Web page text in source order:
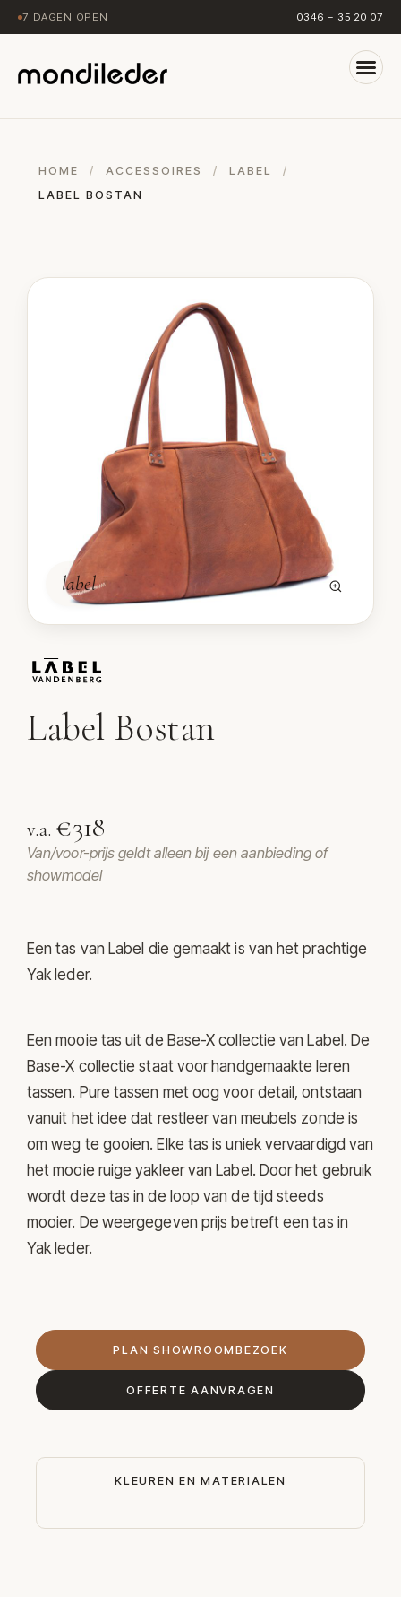
7 DAGEN OPEN 0346 – 35 20 07
HOME / ACCESSOIRES / LABEL
/
LABEL BOSTAN
label
Label Bostan
v.a. €318
Van/voor-prijs geldt alleen bij een aanbieding of
showmodel
Een tas van Label die gemaakt is van het prachtige
Yak leder.
Een mooie tas uit de Base-X collectie van Label. De
Base-X collectie staat voor handgemaakte leren
tassen. Pure tassen met oog voor detail, ontstaan
vanuit het idee dat restleer van meubels zonde is
om weg te gooien. Elke tas is uniek vervaardigd van
het mooie ruige yakleer van Label. Door het gebruik
wordt deze tas in de loop van de tijd steeds
mooier. De weergegeven prijs betreft een tas in
Yak leder.
PLAN SHOWROOMBEZOEK
OFFERTE AANVRAGEN
KLEUREN EN MATERIALEN